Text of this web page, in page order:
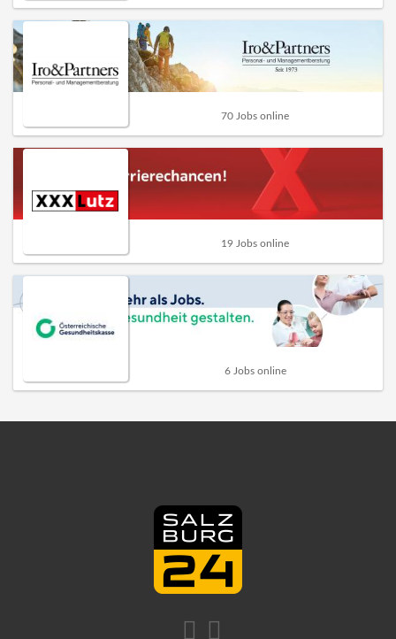
70 Jobs online
19 Jobs online
6 Jobs online